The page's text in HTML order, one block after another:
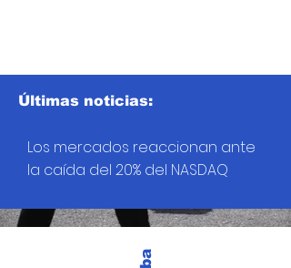
Últimas noticias:
Los mercados reaccionan ante
la caída del 20% del NASDAQ